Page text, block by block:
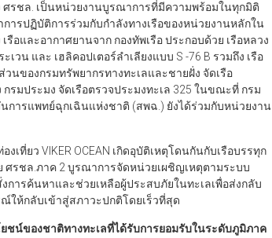
รชล. เป็นหน่วยงานบูรณาการที่มีความพร้อมในทุกมิติ
ารปฏิบัติการร่วมกับกำลังทางเรือของหน่วยงานหลักใน
รือและอากาศยานจาก กองทัพเรือ ประกอบด้วย เรือหลวง
วน และ เฮลิคอปเตอร์ลำเลียงแบบ S -76 B รวมถึง เรือ
นของกรมทรัพยากรทางทะเลและชายฝั่ง จัดเรือ
รมประมง จัดเรือตรวจประมงทะเล 325 ในขณะที่ กรม
การแพทย์ฉุกเฉินแห่งชาติ (สพฉ.) ยังได้ร่วมกับหน่วยงาน
ที่ยว VIKER OCEAN เกิดอุบัติเหตุโดนกันกับเรือบรรทุก
ศรชล.ภาค 2 บูรณาการจัดหน่วยเผชิญเหตุตามระบบ
การค้นหาและช่วยเหลือผู้ประสบภัยในทะเลเพื่อส่งกลับ
ห้กลับเข้าสู่สภาวะปกติโดยเร็วที่สุด
น์ของชาติทางทะเลที่ได้รับการยอมรับในระดับภูมิภาค